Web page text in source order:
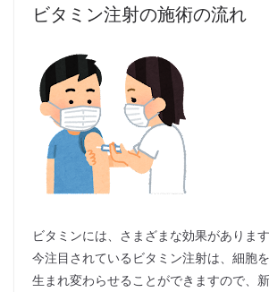
ビタミン注射の施術の流れ
ビタミンには、さまざまな効果があります
今注目されているビタミン注射は、細胞
生まれ変わらせることができますので、